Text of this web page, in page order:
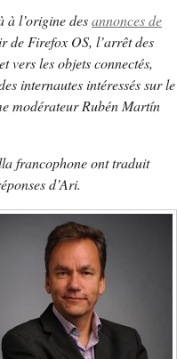
l’origine desannonces de
de Firefox OS, l’arrêt des
vers les objets connectés,
internautes intéressés sur le
modérateur Rubén Martín
francophone ont traduit
d’Ari.